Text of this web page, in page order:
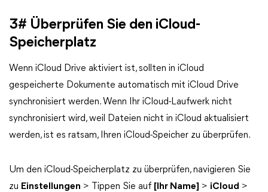
3# Überprüfen Sie den iCloud-
Speicherplatz
Wenn iCloud Drive aktiviert ist, sollten in iCloud
gespeicherte Dokumente automatisch mit iCloud Drive
synchronisiert werden. Wenn Ihr iCloud-Laufwerk nicht
synchronisiert wird, weil Dateien nicht in iCloud aktualisiert
werden, ist es ratsam, Ihren iCloud-Speicher zu überprüfen.
Um den iCloud-Speicherplatz zu überprüfen, navigieren Sie
zu Einstellungen > Tippen Sie auf [Ihr Name] > iCloud >